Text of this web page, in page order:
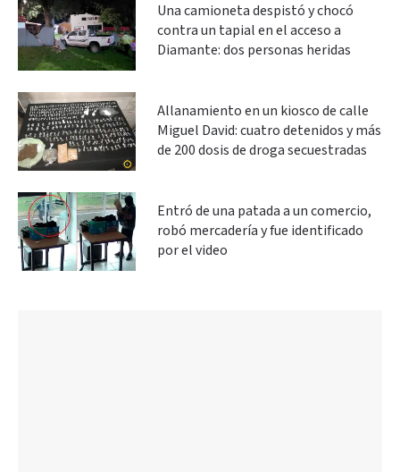
Una camioneta despistó y chocó
contra un tapial en el acceso a
Diamante: dos personas heridas
Allanamiento en un kiosco de calle
Miguel David: cuatro detenidos y más
de 200 dosis de droga secuestradas
Entró de una patada a un comercio,
robó mercadería y fue identificado
por el video